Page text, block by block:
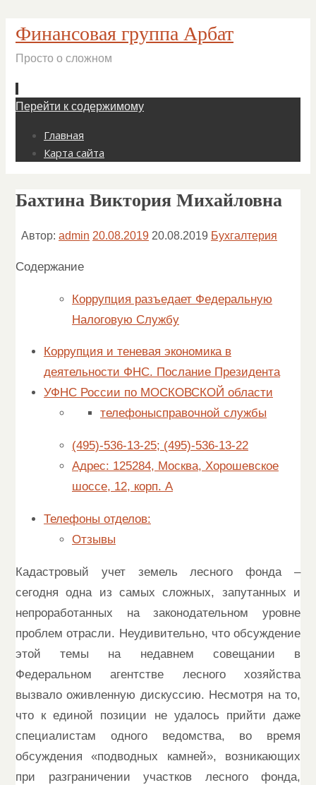
Финансовая группа Арбат
Просто о сложном
Перейти к содержимому
Главная
Карта сайта
Бахтина Виктория Михайловна
Автор: admin 20.08.2019 20.08.2019 Бухгалтерия
Содержание
Коррупция разъедает Федеральную
Налоговую Службу
Коррупция и теневая экономика в
деятельности ФНС. Послание Президента
УФНС России по МОСКОВСКОЙ области
телефонысправочной службы
(495)-536-13-25; (495)-536-13-22
Адрес: 125284, Москва, Хорошевское
шоссе, 12, корп. А
Телефоны отделов:
Отзывы
Кадастровый учет земель лесного фонда –
сегодня одна из самых сложных, запутанных и
непроработанных на законодательном уровне
проблем отрасли. Неудивительно, что обсуждение
этой темы на недавнем совещании в
Федеральном агентстве лесного хозяйства
вызвало оживленную дискуссию. Несмотря на то,
что к единой позиции не удалось прийти даже
специалистам одного ведомства, во время
обсуждения «подводных камней», возникающих
при разграничении участков лесного фонда,